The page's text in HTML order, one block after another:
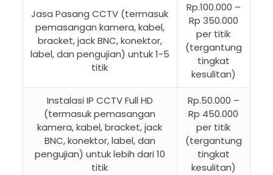
Jasa Pasang CCTV (termasuk
pemasangan kamera, kabel,
bracket, jack BNC, konektor,
label, dan pengujian) untuk 1-5
titik
Rp.100.000 –
Rp 350.000
per titik
(tergantung
tingkat
kesulitan)
Instalasi IP CCTV Full HD
(termasuk pemasangan
kamera, kabel, bracket, jack
BNC, konektor, label, dan
pengujian) untuk lebih dari 10
titik
Rp.50.000 –
Rp 450.000
per titik
(tergantung
tingkat
kesulitan)